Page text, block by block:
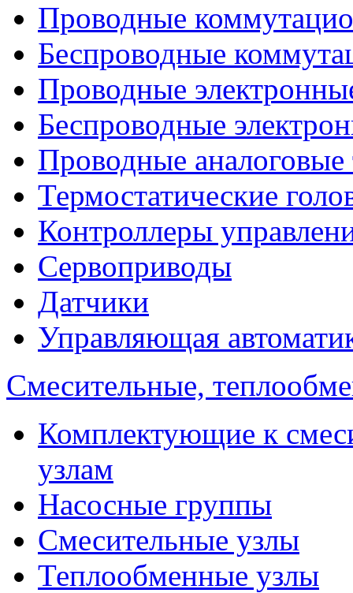
Проводные
Беспроводные
Проводные
Беспроводные
Проводные аналоговые
Термостатические
Контроллеры
Сервоприводы
Датчики
Управляющая
Смесительные,
Комплектующие к
узлам
Насосные группы
Смесительные узлы
Теплообменные узлы